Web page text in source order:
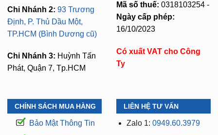
Chi Nhánh 2: 93 Trương
Định, P. Thủ Dầu Một,
TP.HCM (Bình Dương cũ)
Chi Nhánh 3: Huỳnh Tấn
Phát, Quận 7, Tp.HCM
Mã số thuế: 0318103254 -
Ngày cấp phép:
16/10/2023
Có xuất VAT cho Công
Ty
CHÍNH SÁCH MUA HÀNG
Bảo Mật Thông Tin
LIÊN HỆ TƯ VẤN
Zalo 1: 0949.60.3979